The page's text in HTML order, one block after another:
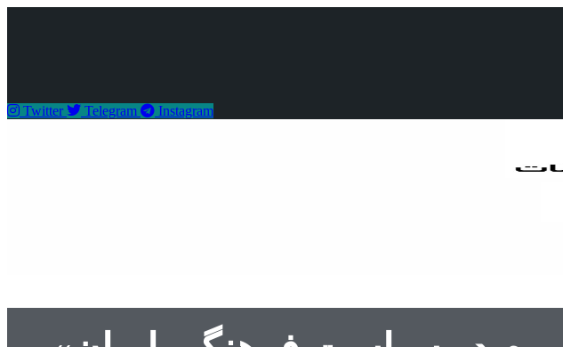
Twitter Telegram Instagram